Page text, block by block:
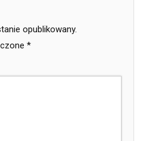
opublikowany.
*